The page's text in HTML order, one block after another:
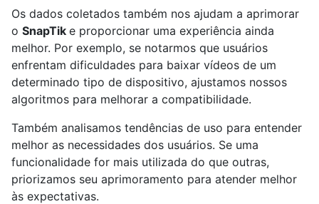
Os dados coletados também nos ajudam a aprimorar
o SnapTik e proporcionar uma experiência ainda
melhor. Por exemplo, se notarmos que usuários
enfrentam dificuldades para baixar vídeos de um
determinado tipo de dispositivo, ajustamos nossos
algoritmos para melhorar a compatibilidade.
Também analisamos tendências de uso para entender
melhor as necessidades dos usuários. Se uma
funcionalidade for mais utilizada do que outras,
priorizamos seu aprimoramento para atender melhor
às expectativas.